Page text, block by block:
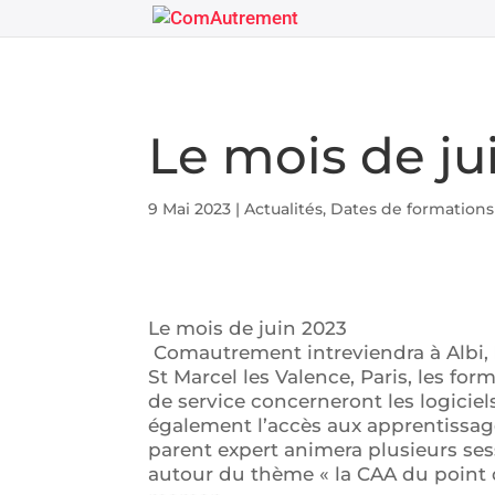
Le mois de
9 Mai 2023 |Actualités, Dates de formations
Le mois de juin 2023
Comautrement intreviendra à Albi,
St Marcel les Valence, Paris, les
de service concerneront les
également l’accès aux
parent expert animera plusieurs
autour du thème « la CAA du point